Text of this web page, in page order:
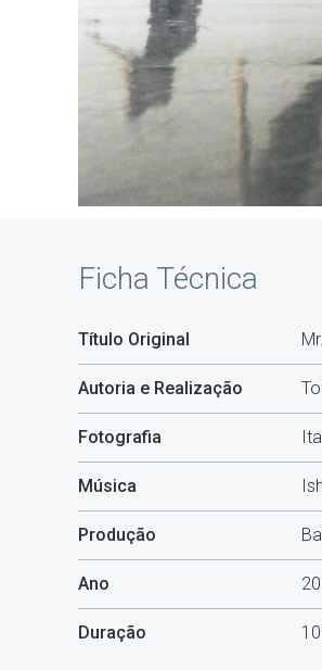
Ficha Técnica
Título Original
Autoria e Realização
Fotografia
Música
Produção
Ano
Duração